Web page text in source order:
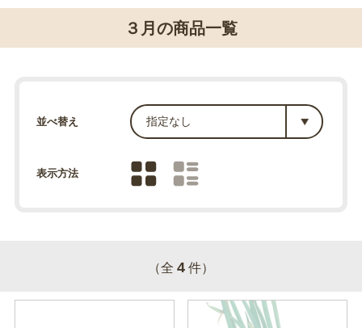
３月の商品一覧
並べ替え
表示方法
（全 4 件）